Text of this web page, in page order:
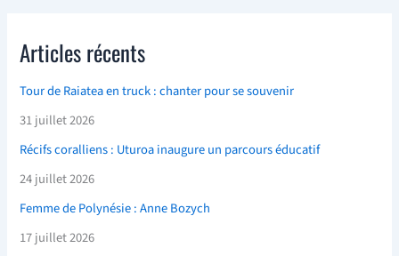
Articles récents
Tour de Raiatea en truck : chanter pour se souvenir
31 juillet 2026
Récifs coralliens : Uturoa inaugure un parcours éducatif
24 juillet 2026
Femme de Polynésie : Anne Bozych
17 juillet 2026